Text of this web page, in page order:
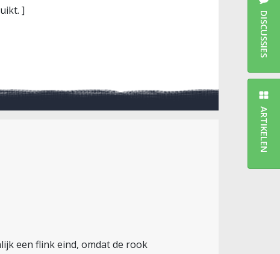
]
een flink eind, omdat de rook
DISCUSSIES
ARTIKELEN